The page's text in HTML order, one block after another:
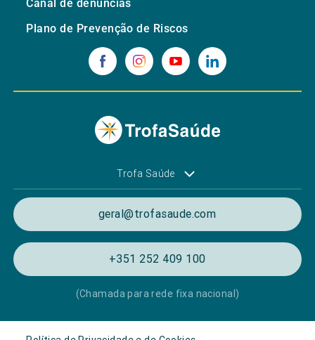
Canal de denúncias
Plano de Prevenção de Riscos
Trofa Saúde
geral@trofasaude.com
+351 252 409 100
(Chamada para rede fixa nacional)